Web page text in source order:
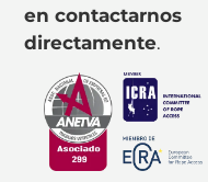
en contactarnos
directamente.